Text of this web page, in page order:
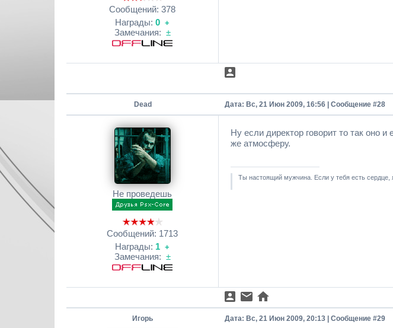
Сообщений: 378
Награды: 0 +
Замечания: ±
Dead Дата: Вс, 21 Июн 2009, 16:56 | Сообщение #28
Не проведешь
Сообщений: 1713
Награды: 1 +
Замечания: ±
Ну если директор говорит то так оно
же атмосферу.
Ты настоящий мужчина. Если у тебя есть сердце,
Игорь Дата: Вс, 21 Июн 2009, 20:13 | Сообщение #29